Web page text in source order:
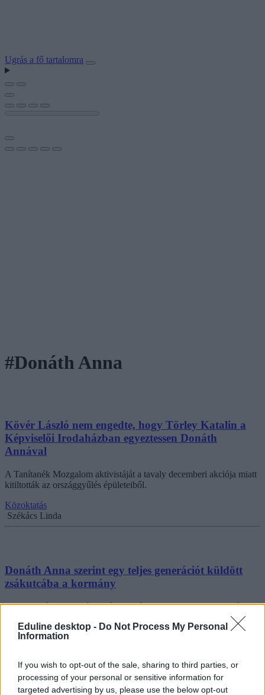
Eduline desktop - Do Not Process My Personal
Information
If you wish to opt-out of the sale, sharing to third parties, or
processing of your personal or sensitive information for
targeted advertising by us, please use the below opt-out
Ugrás a fő tartalomra
#Donáth Anna
Kövér László nem engedte, hogy Törley Katalin a
Képviselői Irodaházban egyeztessen Donáth
Annával
A Tanítanék Mozgalom aktivistáját a tavaly decemberi akciója miatt
kitiltották az országgyűlés épületeiből.
Közoktatás
Székács Linda
Donáth Anna szerint egy teljes generációt küldött
zsákutcába a kormány
Ha a kormány az elmúlt 13 évben végrehajtotta volna az oktatási
momentumos politikus. L. Ritók Nóra arról beszélt a párt oktatási
konferenciáján, hogy az elmúlt 12 évben az oktatási szegregáció
Közoktatás
Eduline/MTI